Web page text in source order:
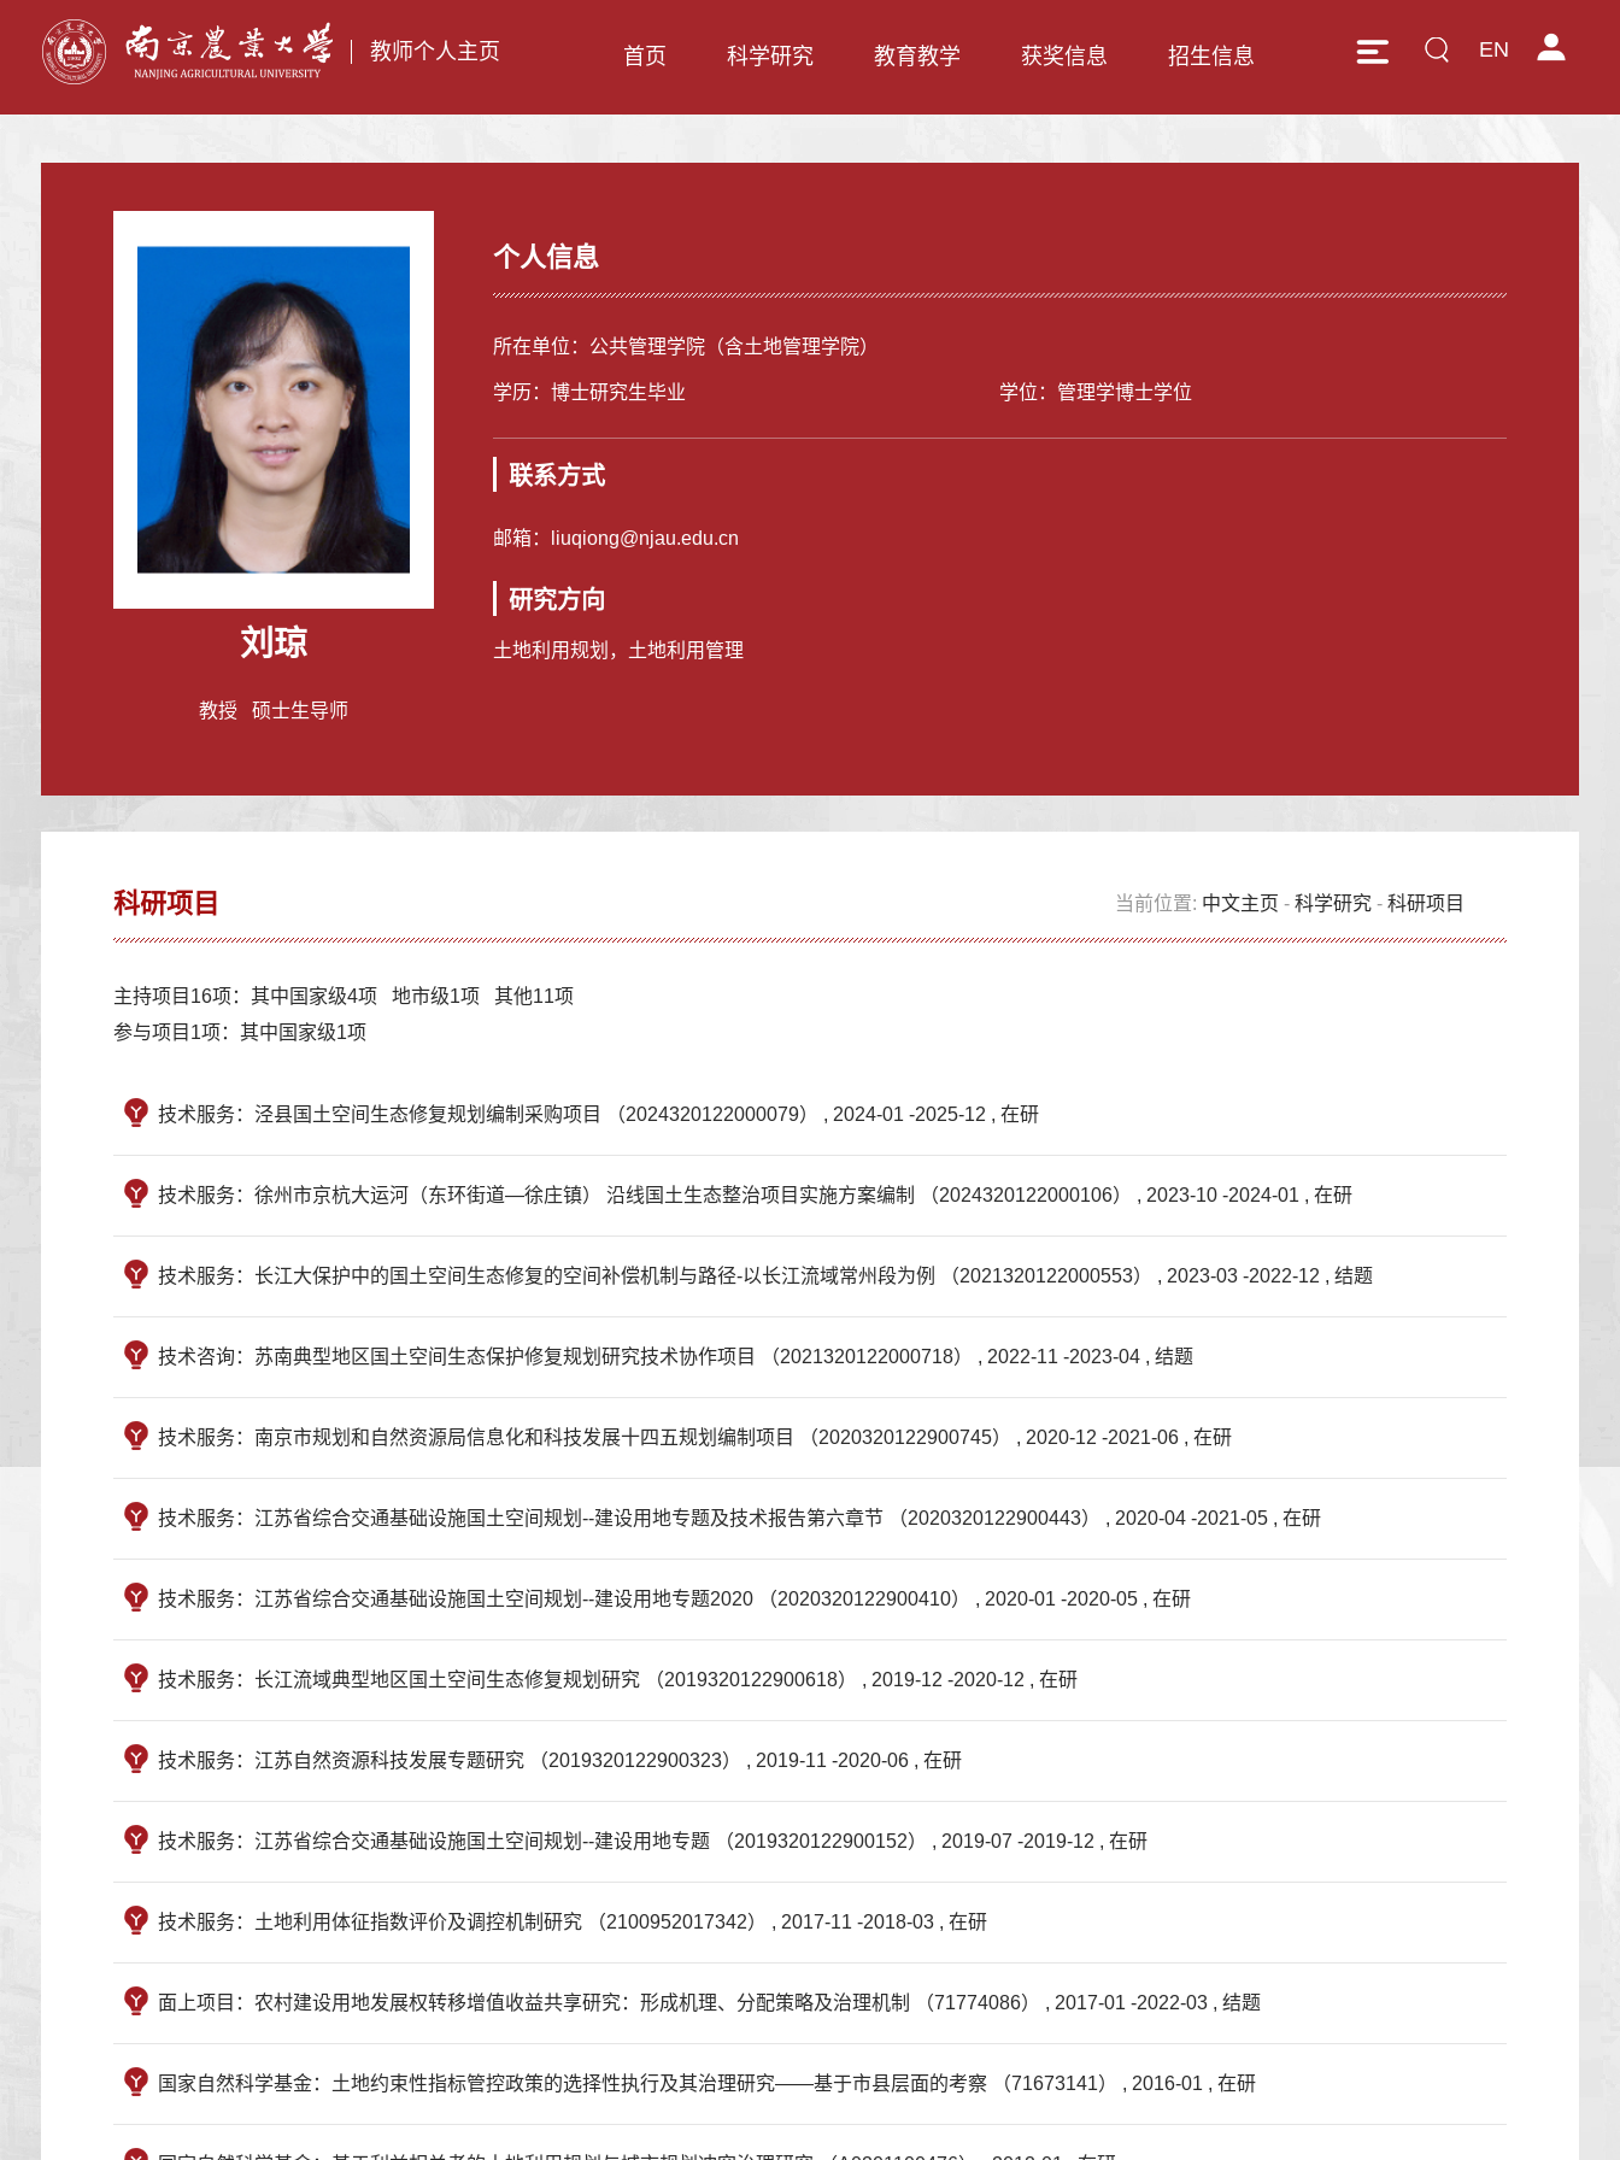
教师个人主页 EN
首页 科学研究 教育教学 获奖信息 招生信息
刘琼
教授 硕士生导师
个人信息
所在单位：公共管理学院（含土地管理学院）
学历：博士研究生毕业 学位：管理学博士学位
联系方式
邮箱： liuqiong@njau.edu.cn
研究方向
土地利用规划，土地利用管理
科研项目 当前位置: 中文主页 -科学研究 -科研项目
主持项目16项：其中国家级4项 地市级1项 其他11项
参与项目1项：其中国家级1项
技术服务：泾县国土空间生态修复规划编制采购项目 （2024320122000079） , 2024-01 -2025-12 , 在研
技术服务：徐州市京杭大运河（东环街道—徐庄镇） 沿线国土生态整治项目实施方案编制 （2024320122000106） , 2023-10 -2024-01 , 在研
技术服务：长江大保护中的国土空间生态修复的空间补偿机制与路径-以长江流域常州段为例 （2021320122000553） , 2023-03 -2022-12 , 结题
技术咨询：苏南典型地区国土空间生态保护修复规划研究技术协作项目 （2021320122000718） , 2022-11 -2023-04 , 结题
技术服务：南京市规划和自然资源局信息化和科技发展十四五规划编制项目 （2020320122900745） , 2020-12 -2021-06 , 在研
技术服务：江苏省综合交通基础设施国土空间规划--建设用地专题及技术报告第六章节 （2020320122900443） , 2020-04 -2021-05 , 在研
技术服务：江苏省综合交通基础设施国土空间规划--建设用地专题2020 （2020320122900410） , 2020-01 -2020-05 , 在研
技术服务：长江流域典型地区国土空间生态修复规划研究 （2019320122900618） , 2019-12 -2020-12 , 在研
技术服务：江苏自然资源科技发展专题研究 （2019320122900323） , 2019-11 -2020-06 , 在研
技术服务：江苏省综合交通基础设施国土空间规划--建设用地专题 （2019320122900152） , 2019-07 -2019-12 , 在研
技术服务：土地利用体征指数评价及调控机制研究 （2100952017342） , 2017-11 -2018-03 , 在研
面上项目：农村建设用地发展权转移增值收益共享研究：形成机理、分配策略及治理机制 （71774086） , 2017-01 -2022-03 , 结题
国家自然科学基金：土地约束性指标管控政策的选择性执行及其治理研究——基于市县层面的考察 （71673141） , 2016-01 , 在研